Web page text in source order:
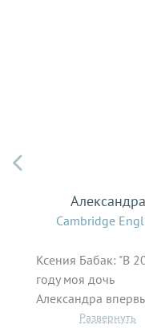

Александра
Cambridge
Ксения Бабак: "В
году моя дочь
Александра